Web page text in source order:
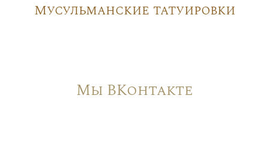
Мусульманские татуировки
Мы ВКонтакте